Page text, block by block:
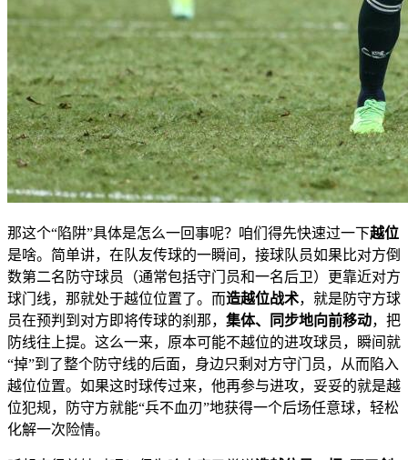
那这个“陷阱”具体是怎么一回事呢？咱们得先快速过一下越位
是啥。简单讲，在队友传球的一瞬间，接球队员如果比对方倒
数第二名防守球员（通常包括守门员和一名后卫）更靠近对方
球门线，那就处于越位位置了。而造越位战术，就是防守方球
员在预判到对方即将传球的刹那， 集体、同步地向前移动，把
防线往上提。这么一来，原本可能不越位的进攻球员，瞬间就
“掉”到了整个防守线的后面，身边只剩对方守门员，从而陷入
越位位置。如果这时球传过来，他再参与进攻，妥妥的就是越
位犯规，防守方就能“兵不血刃”地获得一个后场任意球，轻松
化解一次险情。